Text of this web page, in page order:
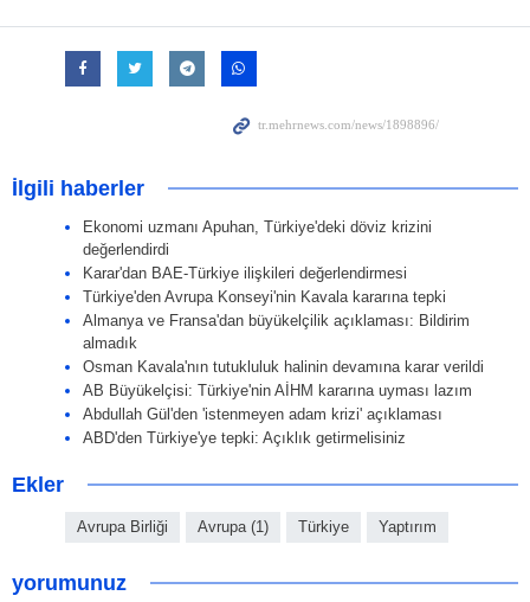
İlgili haberler
Ekonomi uzmanı Apuhan, Türkiye'deki döviz krizini
değerlendirdi
Karar'dan BAE-Türkiye ilişkileri değerlendirmesi
Türkiye'den Avrupa Konseyi'nin Kavala kararına tepki
Almanya ve Fransa'dan büyükelçilik açıklaması: Bildirim
almadık
Osman Kavala'nın tutukluluk halinin devamına karar verildi
AB Büyükelçisi: Türkiye'nin AİHM kararına uyması lazım
Abdullah Gül'den 'istenmeyen adam krizi' açıklaması
ABD'den Türkiye'ye tepki: Açıklık getirmelisiniz
Ekler
Avrupa Birliği Avrupa (1) Türkiye Yaptırım
yorumunuz